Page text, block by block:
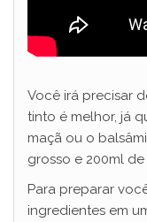
Você irá precisar
tinto é melhor, já
maçã ou o
grosso e 200ml
Para preparar
ingredientes em